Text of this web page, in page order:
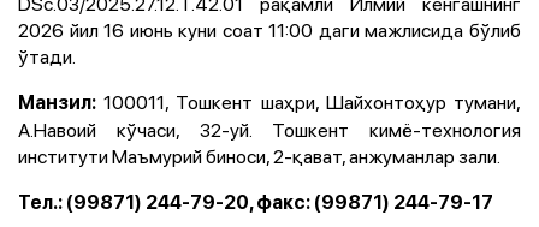
2026 йил 16 июнь куни соат 11:00 даги мажлисида бўлиб
ўтади.
Манзил: 100011, Тошкент шаҳри, Шайхонтоҳур тумани,
А.Навоий кўчаси, 32-уй. Тошкент кимё-технология
институти Маъмурий биноси, 2-қават, анжуманлар зали.
Тел.: (99871) 244-79-20, факс: (99871) 244-79-17